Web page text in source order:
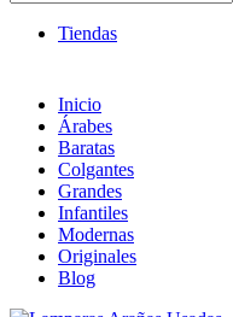
TOP en Ventas
Tiendas
Inicio
Árabes
Baratas
Colgantes
Grandes
Infantiles
Modernas
Originales
Blog